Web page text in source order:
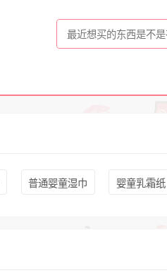
普通婴童湿巾 婴童乳霜纸